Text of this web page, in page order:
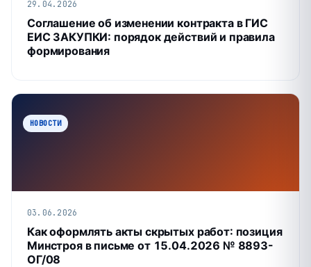
29.04.2026
Соглашение об изменении контракта в ГИС
ЕИС ЗАКУПКИ: порядок действий и правила
формирования
НОВОСТИ
03.06.2026
Как оформлять акты скрытых работ: позиция
Минстроя в письме от 15.04.2026 № 8893-
ОГ/08